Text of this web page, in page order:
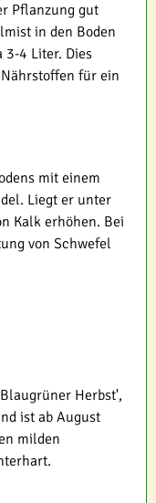
Pflanzung gut
in den Boden
3-4 Liter. Dies
für ein
mit einem
Liegt er unter
Kalk erhöhen. Bei
von Schwefel
Herbst',
ist ab August
milden